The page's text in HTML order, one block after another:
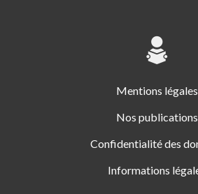
Mentions légales
Nos publications
Confidentialité des
Informations